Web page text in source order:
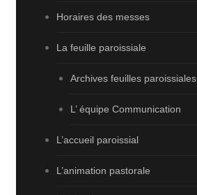
Horaires des messes
La feuille paroissiale
Archives feuilles paroissiales
L’ équipe Communication
L’accueil paroissial
L’animation pastorale